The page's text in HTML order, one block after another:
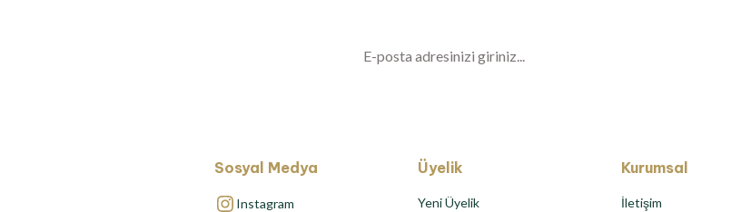
Sosyal Medya
Instagram
Üyelik
Yeni Üyelik
Kurumsal
İletişim